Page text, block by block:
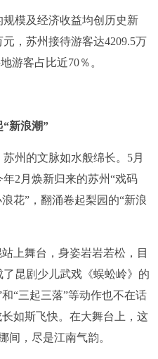
模及经济收益均创历史新
，苏州接待游客达4209.5万
游客占比近70％。
“新浪潮”
州的文脉如水般绵长。5月
2月焕新归来的苏州“戏码
花”，翻涌卷起梨园的“新浪
上舞台，身姿岩岩若松，目
昆剧少儿武戏《蜈蚣岭》的
“三起三落”等动作也不在话
如斯飞快。在大舞台上，这
间，尽是江南气韵。